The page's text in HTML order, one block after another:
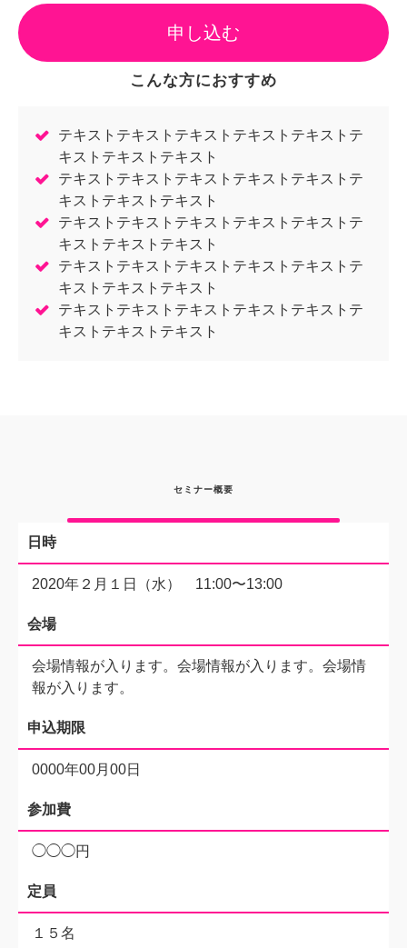
申し込む
こんな方におすすめ
テキストテキストテキストテキストテキストテ
キストテキストテキスト
テキストテキストテキストテキストテキストテ
キストテキストテキスト
テキストテキストテキストテキストテキストテ
キストテキストテキスト
テキストテキストテキストテキストテキストテ
キストテキストテキスト
テキストテキストテキストテキストテキストテ
キストテキストテキスト
セミナー概要
日時
2020年２月１日（水） 11:00〜13:00
会場
会場情報が入ります。会場情報が入ります。会場情
報が入ります。
申込期限
0000年00月00日
参加費
◯◯◯円
定員
１５名